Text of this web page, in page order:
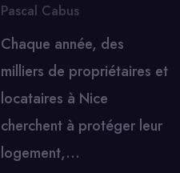
Pascal Cabus
Chaque année, des
milliers de propriétaires et
locataires à Nice
cherchent à protéger leur
logement,…